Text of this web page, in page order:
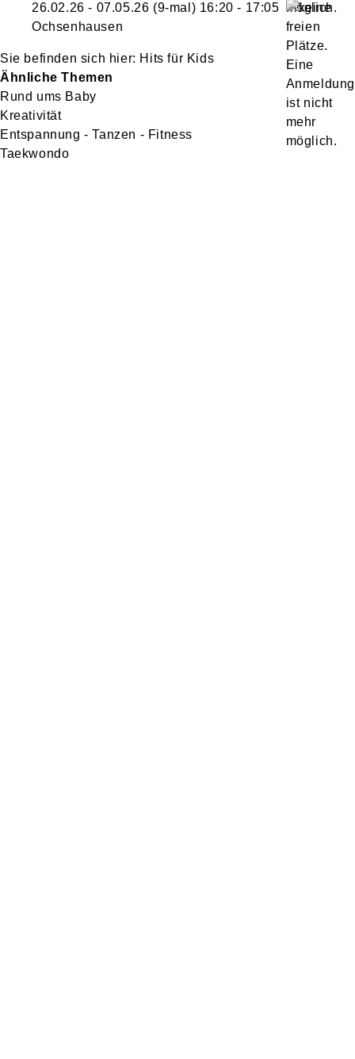
26.02.26 - 07.05.26 (9-mal) 16:20 - 17:05
Ochsenhausen
Hits für Kids
Ähnliche Themen
Rund ums Baby
Kreativität
Entspannung - Tanzen - Fitness
Taekwondo